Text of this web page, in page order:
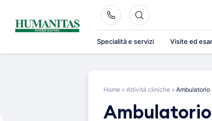
content
Specialità e servizi Visite ed
Home » Attività cliniche » Ambulatorio